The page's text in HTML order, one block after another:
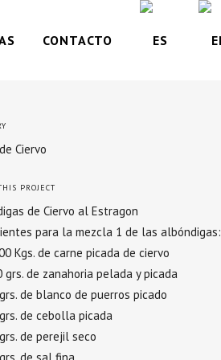
CONTACTO
Ciervo
PROJECT
de Ciervo al Estragon
para la mezcla 1 de las albóndigas:
Kgs. de carne picada de ciervo
grs. de zanahoria pelada y picada
de blanco de puerros picado
de cebolla picada
de perejil seco